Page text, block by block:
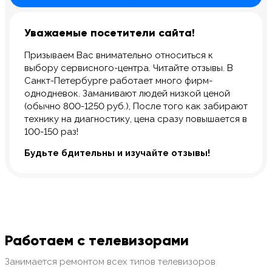
Уважаемые посетители сайта!
Призываем Вас внимательно относиться к
выбору сервисного-центра. Читайте отзывы. В
Санкт-Петербурге работает много фирм-
однодневок. Заманивают людей низкой ценой
(обычно 800-1250 руб.), После того как забирают
технику на диагностику, цена сразу повышается в
100-150 раз!
Будьте бдительны и изучайте отзывы!
Работаем с телевизорами
Занимается ремонтом всех типов телевизоров